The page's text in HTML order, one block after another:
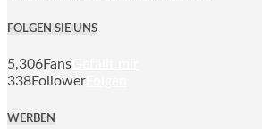
FOLGEN SIE UNS
5,306Fans
338Follower
WERBEN